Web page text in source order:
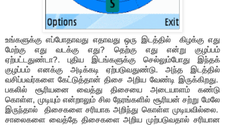
உங்களுக்கு எப்போதாவது எதாவது ஒரு இடத்தில் கிழக்கு எது
மேற்கு எது வடக்கு எது? தெற்கு எது என்று குழப்பம்
ஏற்பட்டதுண்டா?. புதிய இடங்களுக்கு செல்லும்போது இந்தக்
குழப்பம் எனக்கு அடிக்கடி ஏற்படுவதுண்டு. அந்த இடத்தில்
வசிப்பவர்களை கேட்டுத்தான் திசை அறிய வேண்டி இருக்கிறது.
பகலில் சூரியனை வைத்து திசையை அடையாளம் கண்டு
கொள்ள, முடியும் என்றாலும் சில நேரங்களில் சூரியன் சற்று மேலே
இருந்தால் திசைகளை சரியாக அறிந்து கொள்ள முடியவில்லை.
சாலைகளை வைத்தே திசைகளை அறிய முற்படுவதால் சரியான